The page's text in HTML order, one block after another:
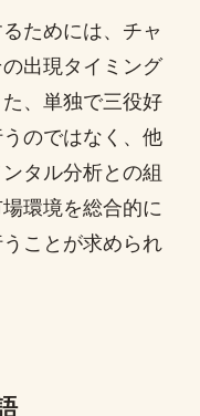
ためには、チャ
出現タイミング
、単独で三役好
のではなく、他
タル分析との組
環境を総合的に
ことが求められ